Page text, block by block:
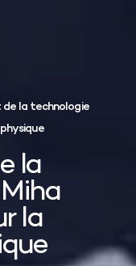
de la technologie
la
la